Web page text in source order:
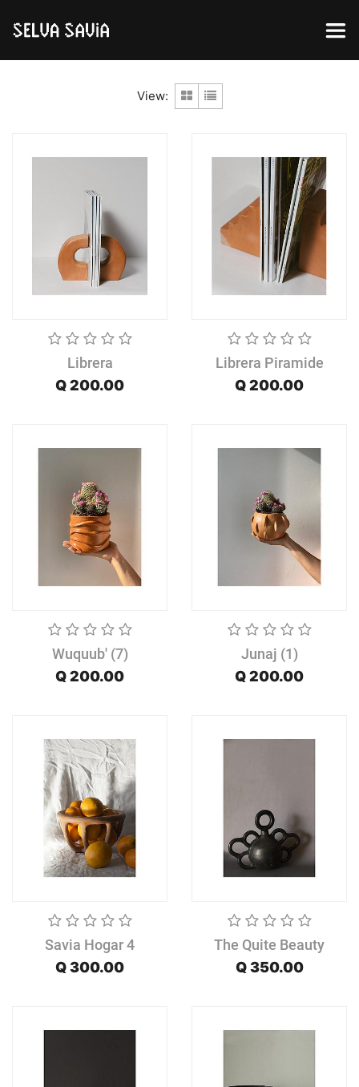
View:
Librera
Q200.00
Librera Piramide
Q200.00
Wuquub' (7)
Q200.00
Junaj (1)
Q200.00
Savia Hogar 4
Q300.00
The Quite Beauty
Q350.00